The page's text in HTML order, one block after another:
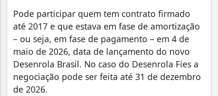
Pode participar quem tem contrato firmado
até 2017 e que estava em fase de amortização
– ou seja, em fase de pagamento – em 4 de
maio de 2026, data de lançamento do novo
Desenrola Brasil. No caso do Desenrola Fies a
negociação pode ser feita até 31 de dezembro
de 2026.